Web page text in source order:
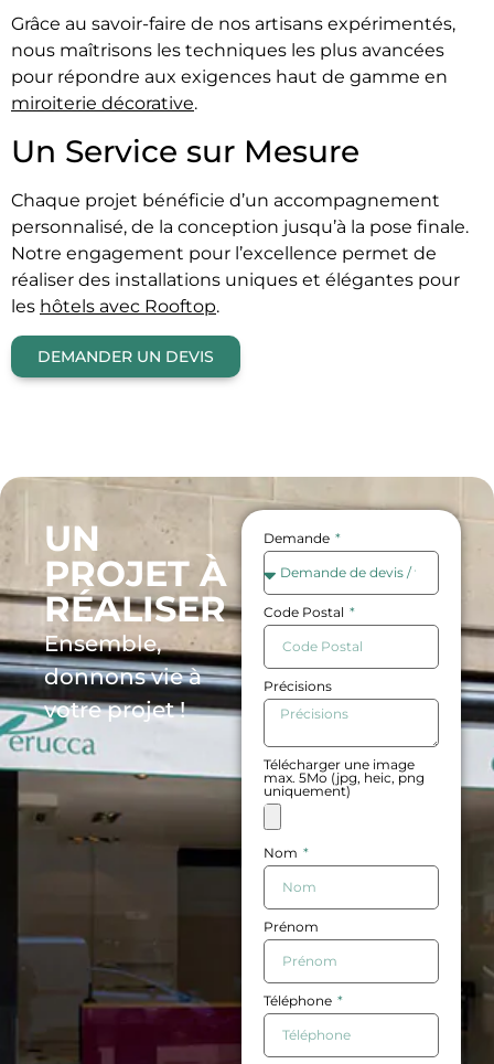
Grâce au savoir-faire de nos artisans expérimentés,
nous maîtrisons les techniques les plus avancées
pour répondre aux exigences haut de gamme en
miroiterie décorative.
Un Service sur Mesure
Chaque projet bénéficie d’un accompagnement
personnalisé, de la conception jusqu’à la pose finale.
Notre engagement pour l’excellence permet de
réaliser des installations uniques et élégantes pour
les hôtels avec Rooftop.
DEMANDER UN DEVIS
UN
PROJET À
RÉALISER
Ensemble,
donnons vie à
votre projet !
Demande
Code Postal
Précisions
Télécharger une image
max. 5Mo (jpg, heic, png
uniquement)
Nom
Prénom
Téléphone